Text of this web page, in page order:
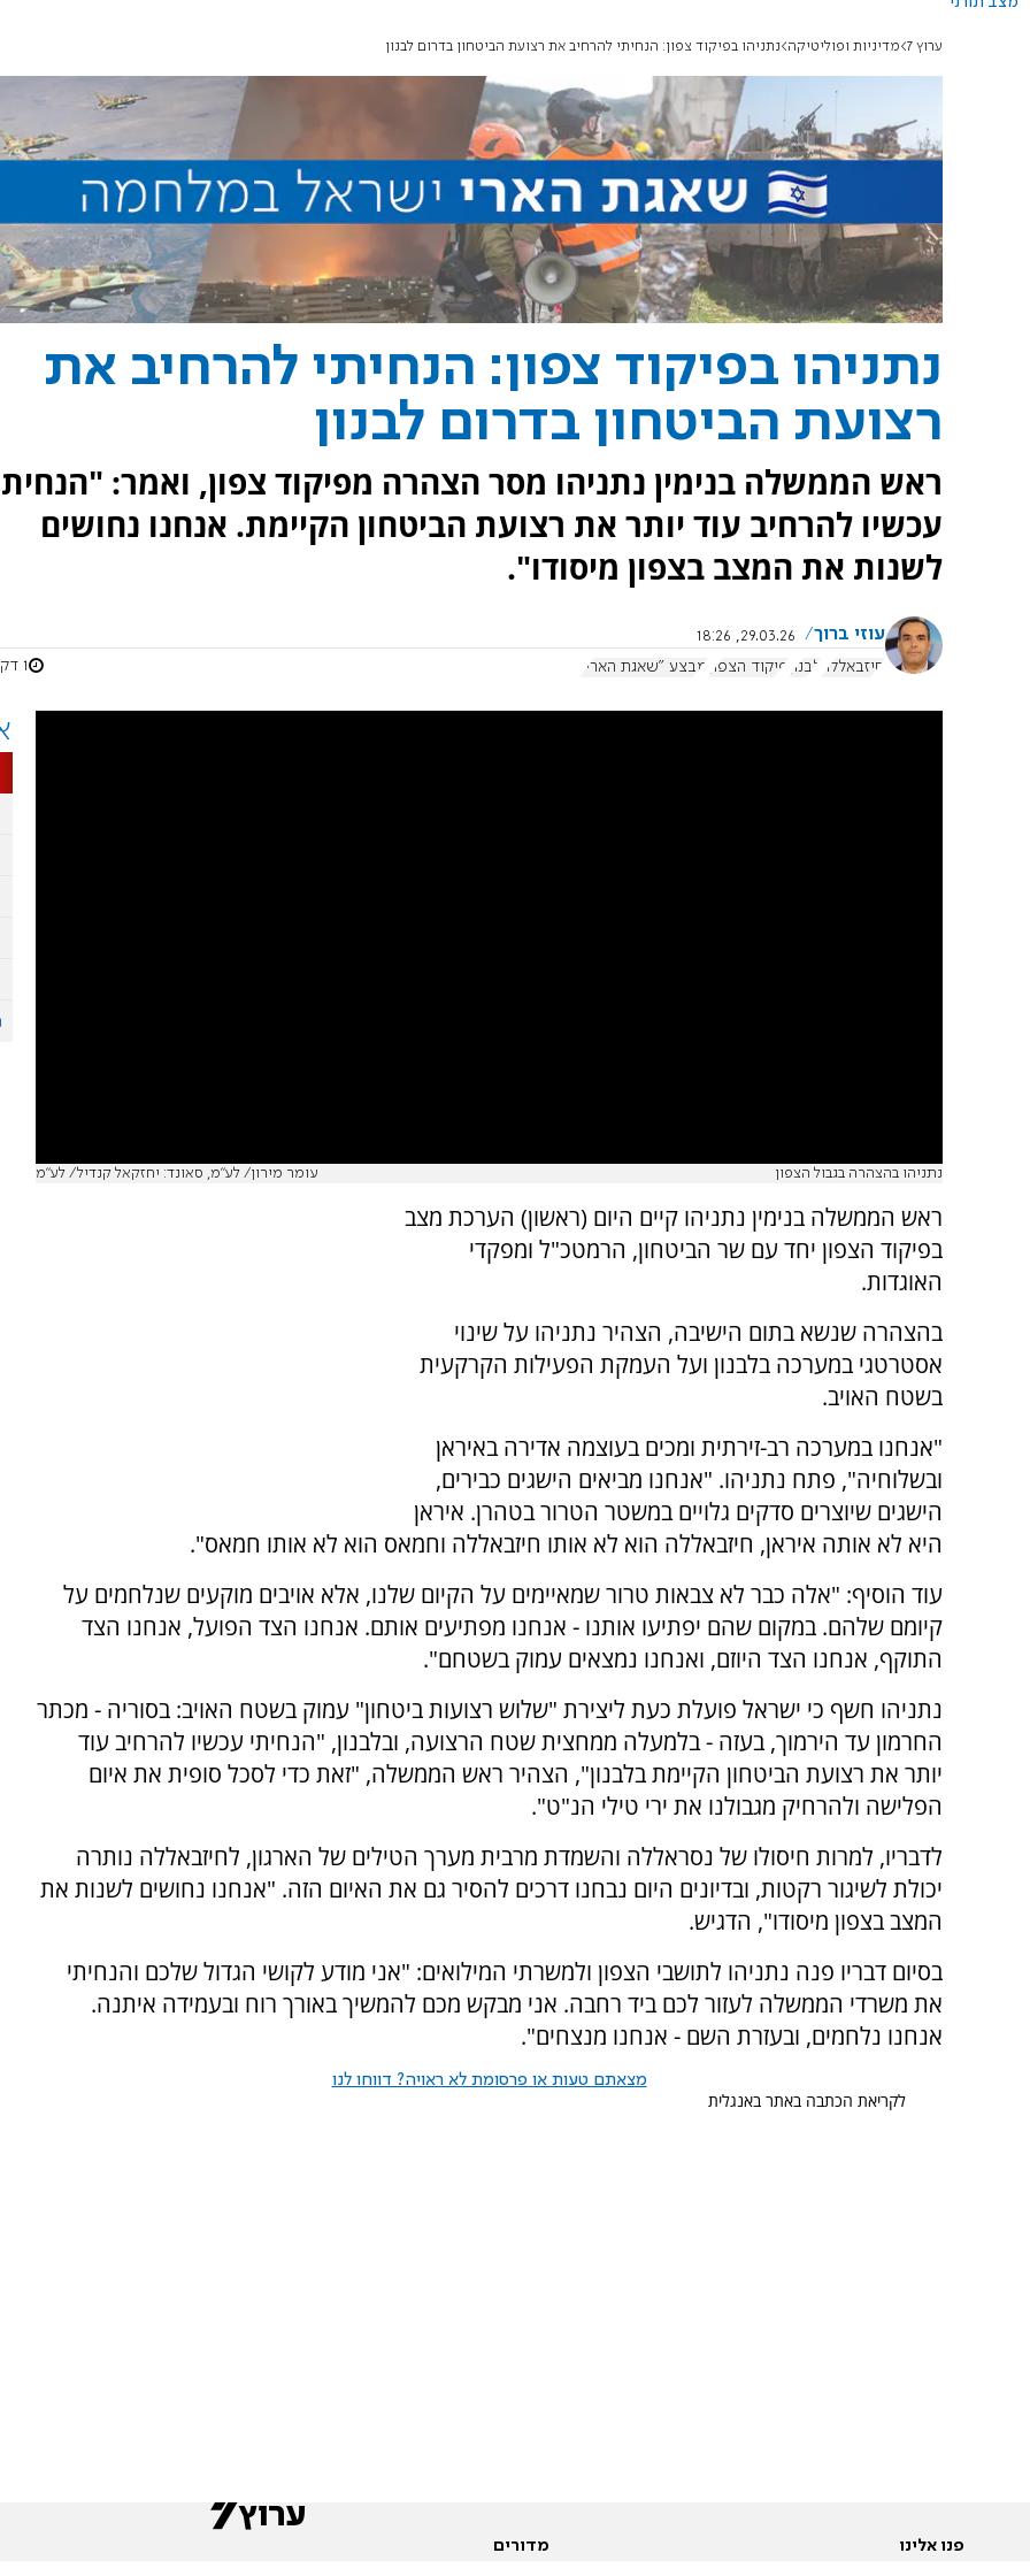
ערוץ 7 מדיניות ופוליטיקה נתניהו בפיקוד צפון: הנחיתי להרחיב את רצועת הביטחון בדרום לבנון
נתניהו בפיקוד צפון: הנחיתי להרחיב את
רצועת הביטחון בדרום לבנון
ראש הממשלה בנימין נתניהו מסר הצהרה מפיקוד צפון, ואמר:
עכשיו להרחיב עוד יותר את רצועת הביטחון הקיימת. אנחנו נחושים
לשנות את המצב בצפון מיסודו".
עוזי ברוך
29.03.26, 18:26
חיזבאללה
לבנון פיקוד הצפון מבצע "שאגת הארי" 1 דקות
נתניהו בהצהרה בגבול הצפון עומר מירון/ לע״מ, סאונד: יחזקאל קנדיל/ לע״מ
ראש הממשלה בנימין נתניהו קיים היום (ראשון) הערכת מצב
בפיקוד הצפון יחד עם שר הביטחון, הרמטכ"ל ומפקדי
האוגדות.
בהצהרה שנשא בתום הישיבה, הצהיר נתניהו על שינוי
אסטרטגי במערכה בלבנון ועל העמקת הפעילות הקרקעית
בשטח האויב.
"אנחנו במערכה רב-זירתית ומכים בעוצמה אדירה באיראן
ובשלוחיה", פתח נתניהו. "אנחנו מביאים הישגים כבירים,
הישגים שיוצרים סדקים גלויים במשטר הטרור בטהרן. איראן
היא לא אותה איראן, חיזבאללה הוא לא אותו חיזבאללה וחמאס הוא לא אותו חמאס".
עוד הוסיף: "אלה כבר לא צבאות טרור שמאיימים על הקיום שלנו, אלא אויבים מוקעים שנלחמים על
קיומם שלהם. במקום שהם יפתיעו אותנו - אנחנו מפתיעים אותם. אנחנו הצד הפועל, אנחנו הצד
התוקף, אנחנו הצד היוזם, ואנחנו נמצאים עמוק בשטחם".
נתניהו חשף כי ישראל פועלת כעת ליצירת "שלוש רצועות ביטחון" עמוק בשטח האויב: בסוריה - מכתר
החרמון עד הירמוך, בעזה - בלמעלה ממחצית שטח הרצועה, ובלבנון, "הנחיתי עכשיו להרחיב עוד
יותר את רצועת הביטחון הקיימת בלבנון", הצהיר ראש הממשלה, "זאת כדי לסכל סופית את איום
הפלישה ולהרחיק מגבולנו את ירי טילי הנ"ט".
לדבריו, למרות חיסולו של נסראללה והשמדת מרבית מערך הטילים של הארגון, לחיזבאללה נותרה
יכולת לשיגור רקטות, ובדיונים היום נבחנו דרכים להסיר גם את האיום הזה. "אנחנו נחושים לשנות את
המצב בצפון מיסודו", הדגיש.
בסיום דבריו פנה נתניהו לתושבי הצפון ולמשרתי המילואים: "אני מודע לקושי הגדול שלכם והנחיתי
את משרדי הממשלה לעזור לכם ביד רחבה. אני מבקש מכם להמשיך באורך רוח ובעמידה איתנה.
אנחנו נלחמים, ובעזרת השם - אנחנו מנצחים".
מצאתם טעות או פרסומת לא ראויה? דווחו לנו
לקריאת הכתבה באתר באנגלית
פנו אלינו מדורים